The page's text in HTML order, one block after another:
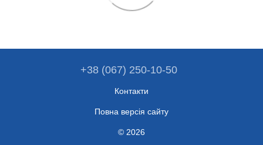
+38 (067) 250-10-50
Контакти
Повна версія сайту
© 2026